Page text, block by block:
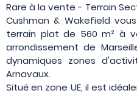
Rare à la vente - Terrain
Cushman & Wakefield
terrain plat de 560 m² à
arrondissement de
dynamiques zones
Arnavaux.
Situé en zone UE, il est